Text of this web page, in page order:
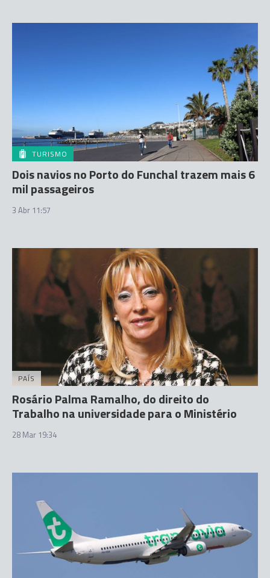
TURISMO
Dois navios no Porto do Funchal trazem mais 6
mil passageiros
3 Abr 11:57
PAÍS
Rosário Palma Ramalho, do direito do
Trabalho na universidade para o Ministério
28 Mar 19:34